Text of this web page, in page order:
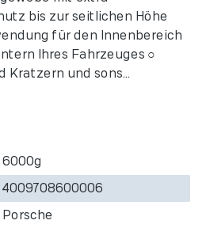
bis zur seitlichen Höhe
für den Innenbereich
Ihres Fahrzeuges ○
Kratzern und sons...
6000g
4009708600006
Porsche